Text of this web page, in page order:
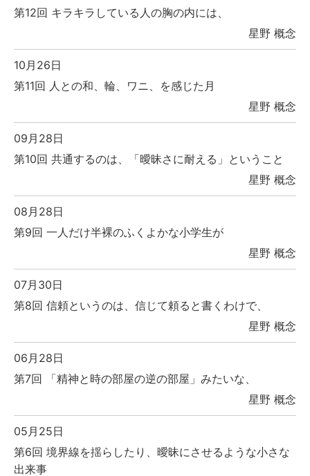
第12回 キラキラしている人の胸の内には、
星野 概念
10月26日
第11回 人との和、輪、ワニ、を感じた月
星野 概念
09月28日
第10回 共通するのは、「曖昧さに耐える」ということ
星野 概念
08月28日
第9回 一人だけ半裸のふくよかな小学生が
星野 概念
07月30日
第8回 信頼というのは、信じて頼ると書くわけで、
星野 概念
06月28日
第7回 「精神と時の部屋の逆の部屋」みたいな、
星野 概念
05月25日
第6回 境界線を揺らしたり、曖昧にさせるような小さな
出来事